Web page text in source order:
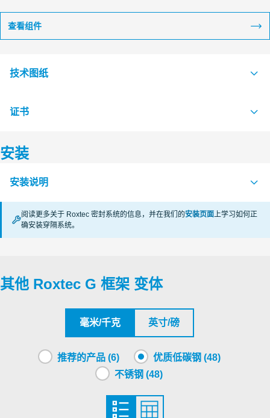
查看组件
技术图纸
S1005558 G FRAME +SINGLE AND +COMBINATION FRAME
证书
认证机构
RISE
CSA
Underwriters Laboratories Inc.
Roxtec International AB
Roxtec International AB
安装
安装说明
APERTURE DIMENSIONS G SERIES (en)
阅读更多关于 Roxtec 密封系统的信息，并在我们的安装页面上学习如何正
确安装穿隔系统。
其他 Roxtec G 框架 变体
毫米/千克 英寸/磅
推荐的产品 (6)
优质低碳钢 (48)
不锈钢 (48)